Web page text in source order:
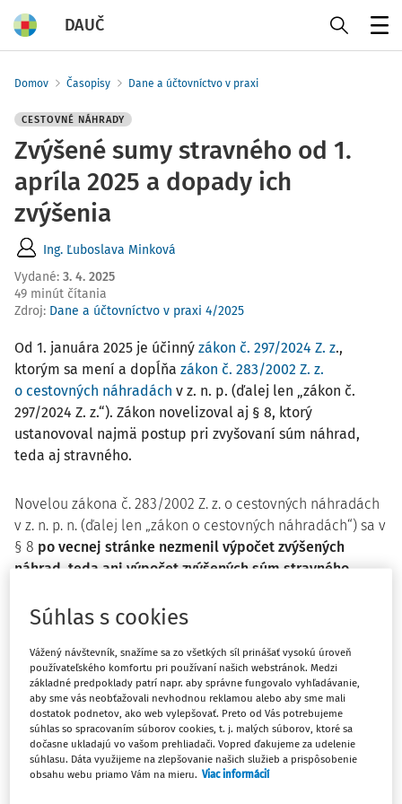
DAUČ
Domov Časopisy Dane a účtovníctvo v praxi
CESTOVNÉ NÁHRADY
Zvýšené sumy stravného od 1.
apríla 2025 a dopady ich
zvýšenia
Ing. Ľuboslava Minková
Vydané: 3. 4. 2025
49 minút čítania
Zdroj: Dane a účtovníctvo v praxi 4/2025
Od 1. januára 2025 je účinný zákon č. 297/2024 Z. z.,
ktorým sa mení a dopĺňa zákon č. 283/2002 Z. z.
o cestovných náhradách v z. n. p. (ďalej len „zákon č.
297/2024 Z. z.“). Zákon novelizoval aj § 8, ktorý
ustanovoval najmä postup pri zvyšovaní súm náhrad,
teda aj stravného.
Novelou zákona č. 283/2002 Z. z. o cestovných náhradách
v z. n. p. n. (ďalej len „zákon o cestovných náhradách“) sa v
§ 8 po vecnej stránke nezmenil výpočet zvýšených
náhrad, teda ani výpočet zvýšených súm stravného
zvyšujú v nadväznosti na vývoj indexu cien jedál
sa kumulovaný index cienzvýši minimálne o 5 %oproti
mesiacu, na základe ktorého sa naposledy zvyšovali sumy
stravného.
Novelou zákona o cestovných náhradách sazmenil iba
spôsob uverejňovania zvýšených súm stravného:
Súhlas s cookies
Vážený návštevník, snažíme sa zo všetkých síl prinášať vysokú úroveň
používateľského komfortu pri používaní našich webstránok. Medzi
základné predpoklady patrí napr. aby správne fungovalo vyhľadávanie,
aby sme vás neobťažovali nevhodnou reklamou alebo aby sme mali
dostatok podnetov, ako web vylepšovať. Preto od Vás potrebujeme
súhlas so spracovaním súborov cookies, t. j. malých súborov, ktoré sa
dočasne ukladajú vo vašom prehliadači. Vopred ďakujeme za udelenie
súhlasu. Dáta využijeme na zlepšovanie našich služieb a prispôsobenie
obsahu webu priamo Vám na mieru. Viac informácií